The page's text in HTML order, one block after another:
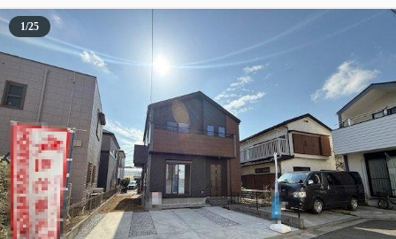
1/25